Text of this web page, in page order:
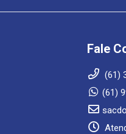
Fale
(61)
(61)